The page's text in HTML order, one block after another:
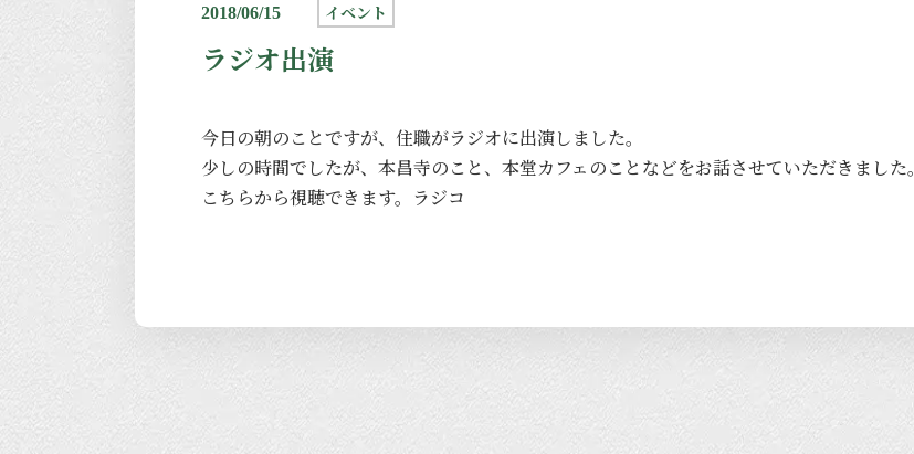
2018/06/15 イベント
ラジオ出演
今日の朝のことですが、住職がラジオに出演しました。
少しの時間でしたが、本昌寺のこと、本堂カフェのことなどをお話させていただきました。
こちらから視聴できます。
ラジコ